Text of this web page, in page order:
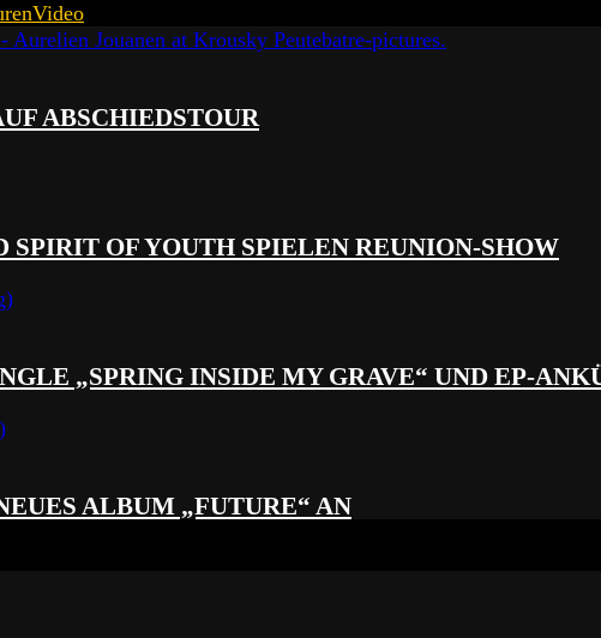
Video
ABSCHIEDSTOUR
SPIRIT OF YOUTH SPIELEN REUNION-SHOW
„SPRING INSIDE MY GRAVE“ UND EP-
ALBUM „FUTURE“ AN